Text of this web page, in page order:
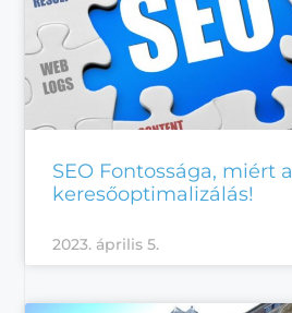
SEO Fontossága, miért a
keresőoptimalizálás!
2023. április 5.